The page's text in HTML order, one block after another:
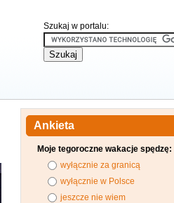
Szukaj w portalu:
Ankieta
Moje tegoroczne wakacje spędzę:
wyłącznie za granicą
wyłącznie w Polsce
jeszcze nie wiem